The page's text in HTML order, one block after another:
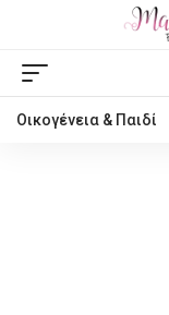
Οικογένεια & Παιδί